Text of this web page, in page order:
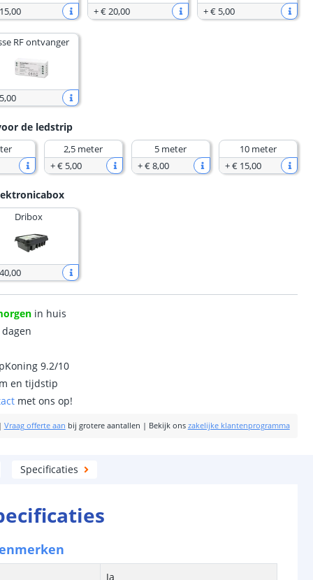
,00 +€ 20,00 +€ 5,00
RF ontvanger
,00
de ledstrip
2,5 meter
+€ 5,00
5 meter
+€ 8,00
10 meter
+€ 15,00
Dribox
,00
in huis
9.2/10
en tijdstip
met ons op!
| Vraag offerte aan bij grotere aantallen | Bekijk ons zakelijke klantenprogramma
Specificaties
Ja